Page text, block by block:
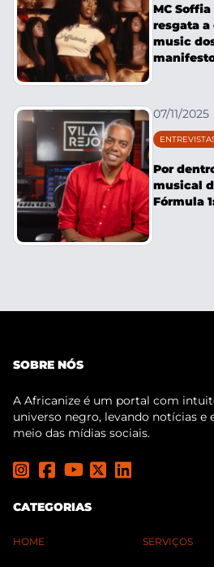
MC
resgata
music
07/11/2025
Por
musical
Fórmula
SOBRE NÓS
A Africanize é um portal com
universo negro, levando notícias
meio das mídias sociais.
CATEGORIAS
HOME SERVIÇOS